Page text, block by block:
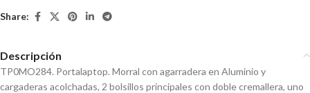
Share:
Descripción
TP0MO284. Portalaptop. Morral con agarradera en Aluminio y
cargaderas acolchadas, 2 bolsillos principales con doble cremallera, uno